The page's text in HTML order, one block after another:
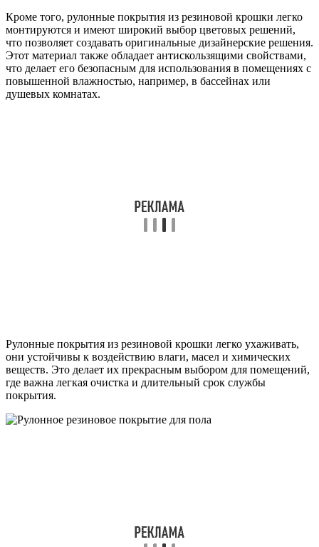
Кроме того, рулонные покрытия из резиновой крошки легко
монтируются и имеют широкий выбор цветовых решений,
что позволяет создавать оригинальные дизайнерские решения.
Этот материал также обладает антискользящими свойствами,
что делает его безопасным для использования в помещениях с
повышенной влажностью, например, в бассейнах или
душевых комнатах.
Рулонные покрытия из резиновой крошки легко ухаживать,
они устойчивы к воздействию влаги, масел и химических
веществ. Это делает их прекрасным выбором для помещений,
где важна легкая очистка и длительный срок службы
покрытия.